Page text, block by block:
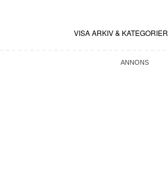
VISA ARKIV & KATEGORIER